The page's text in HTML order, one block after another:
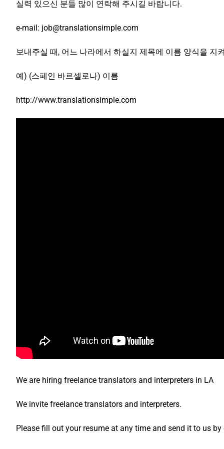
실력 있으신 분들 많이 연락해 주시길 바랍니다.
e-mail: job@translationsimple.com
보내주실 때, 어느 나라에서 하실지 제목에 이름 양식을 지
예) (스페인 바르셀로나) 이름
http://www.translationsimple.com
We are hiring freelance translators and interpreters in LA
We invite freelance translators and interpreters.
Please fill out your resume at any time and send it to us by